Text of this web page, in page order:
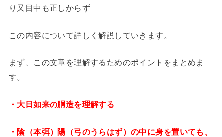
り又目中も正しからず
この内容について詳しく解説していきます。
まず、この文章を理解するためのポイントをまとめま
す。
・大日如来の胴造を理解する
・陰（本弭）陽（弓のうらはず）の中に身を置いても、